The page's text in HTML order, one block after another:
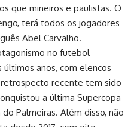
que mineiros e paulistas. O
terá todos os jogadores
Abel Carvalho.
no futebol
anos, com elencos
recente tem sido
a última Supercopa
Palmeiras. Além disso, não